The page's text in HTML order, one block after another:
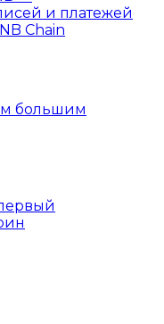
и платежей
Chain
большим